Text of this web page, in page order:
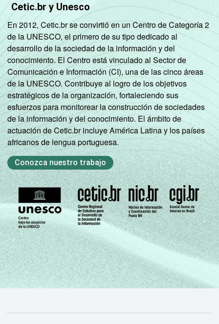
Cetic.br y Unesco
En 2012, Cetic.br se convirtió en un Centro de Categoría 2
de la UNESCO, el primero de su tipo dedicado al
desarrollo de la sociedad de la información y del
conocimiento. El Centro está vinculado al Sector de
Comunicación e Información (CI), una de las cinco áreas
de la UNESCO. Contribuye al logro de los objetivos
estratégicos de la organización, fortaleciendo sus
esfuerzos para monitorear la construcción de sociedades
de la información y del conocimiento. El ámbito de
actuación de Cetic.br incluye América Latina y los países
africanos de lengua portuguesa.
Conozca nuestro trabajo